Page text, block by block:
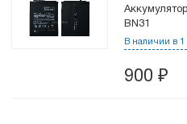
BN31
В наличии в 1
900 ₽